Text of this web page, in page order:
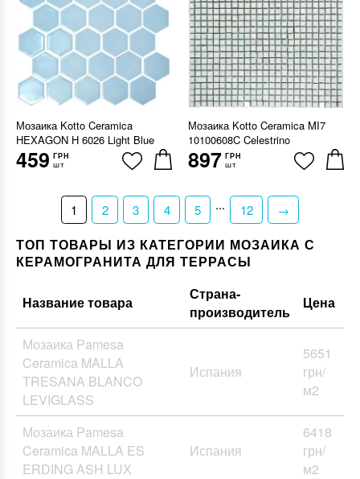
Мозаика Kotto Ceramica
HEXAGON H 6026 Light Blue
459 ГРН
шт
Мозаика Kotto Ceramica MI7
10100608C Celestrino
897 ГРН
шт
1 2 3 4 5 ... 12 →
ТОП ТОВАРЫ ИЗ КАТЕГОРИИ МОЗАИКА С
КЕРАМОГРАНИТА ДЛЯ ТЕРРАСЫ
Название товара
Страна-
производитель
Цена
Мозаика Pamesa
Ceramica MALLA
TRESANA BLANCO
LEVIGLASS
Испания
5651
грн/
м2
Мозаика Pamesa
Ceramica MALLA ES
ERDING ASH LUX
Испания
6418
грн/
м2